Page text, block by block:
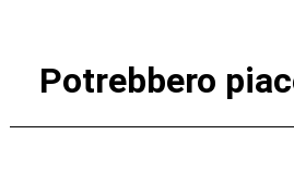
Potrebbero